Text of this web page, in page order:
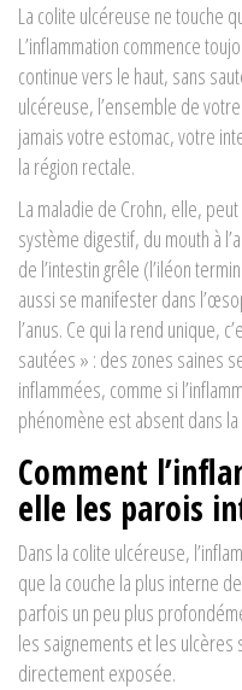
La colite ulcéreuse ne touche
L’inflammation commence
continue vers le haut, sans
ulcéreuse, l’ensemble de
jamais votre estomac, votre
la région rectale.
La maladie de Crohn, elle,
système digestif, du mouth à
de l’intestin grêle (l’iléon
aussi se manifester dans
l’anus. Ce qui la rend unique,
sautées » : des zones saines
inflammées, comme si
phénomène est absent dans
Comment
elle les parois
Dans la colite ulcéreuse,
que la couche la plus interne
parfois un peu plus
les saignements et les
directement exposée.